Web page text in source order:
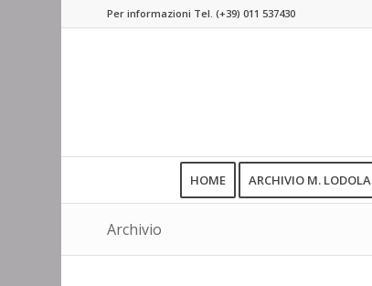
Per informazioni Tel.(+39) 011 537430
HOME ARCHIVIO M. LODOLA
Archivio